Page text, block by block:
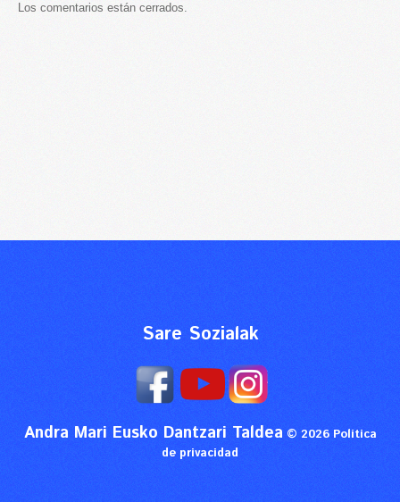
Los comentarios están cerrados.
Sare Sozialak
Andra Mari Eusko Dantzari Taldea © 2026 Política
de privacidad